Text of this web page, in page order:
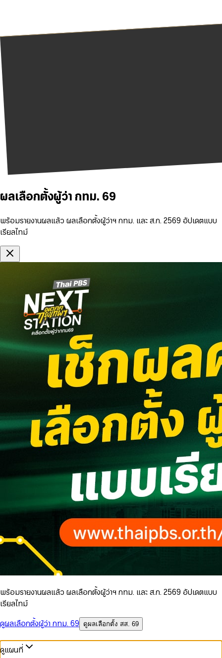
ผลเลือกตั้งผู้ว่า กทม. 69
พร้อมรายงานผลแล้ว ผลเลือกตั้งผู้ว่าฯ กทม. และ ส.ก. 2569 อัปเดตแบบ
เรียลไทม์
พร้อมรายงานผลแล้ว ผลเลือกตั้งผู้ว่าฯ กทม. และ ส.ก. 2569 อัปเดตแบบ
เรียลไทม์
ดูผลเลือกตั้งผู้ว่า กทม. 69
ดูผลเลือกตั้ง สส. 69
ดูแผนที่